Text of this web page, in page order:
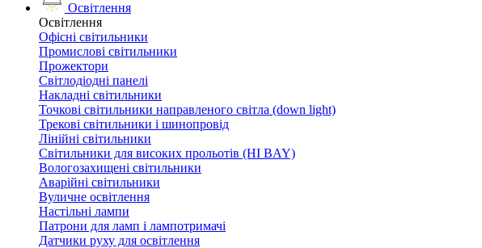
Освітлення
Освітлення
Офісні світильники
Промислові світильники
Прожектори
Світлодіодні панелі
Накладні світильники
Точкові світильники направленого світла (down light)
Трекові світильники і шинопровід
Лінійні світильники
Світильники для високих прольотів (HI BAY)
Вологозахищені світильники
Аварійні світильники
Вуличне освітлення
Настільні лампи
Патрони для ламп і лампотримачі
Датчики руху для освітлення